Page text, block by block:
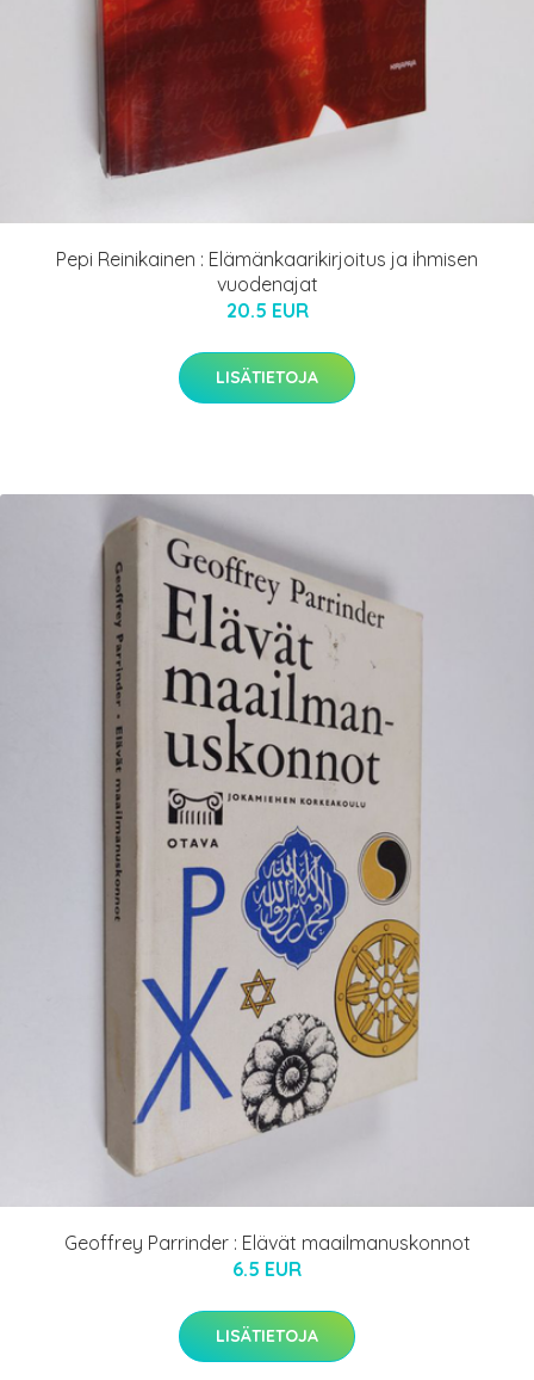
Pepi Reinikainen : Elämänkaarikirjoitus ja ihmisen
vuodenajat
20.5 EUR
LISÄTIETOJA
Geoffrey Parrinder : Elävät maailmanuskonnot
6.5 EUR
LISÄTIETOJA